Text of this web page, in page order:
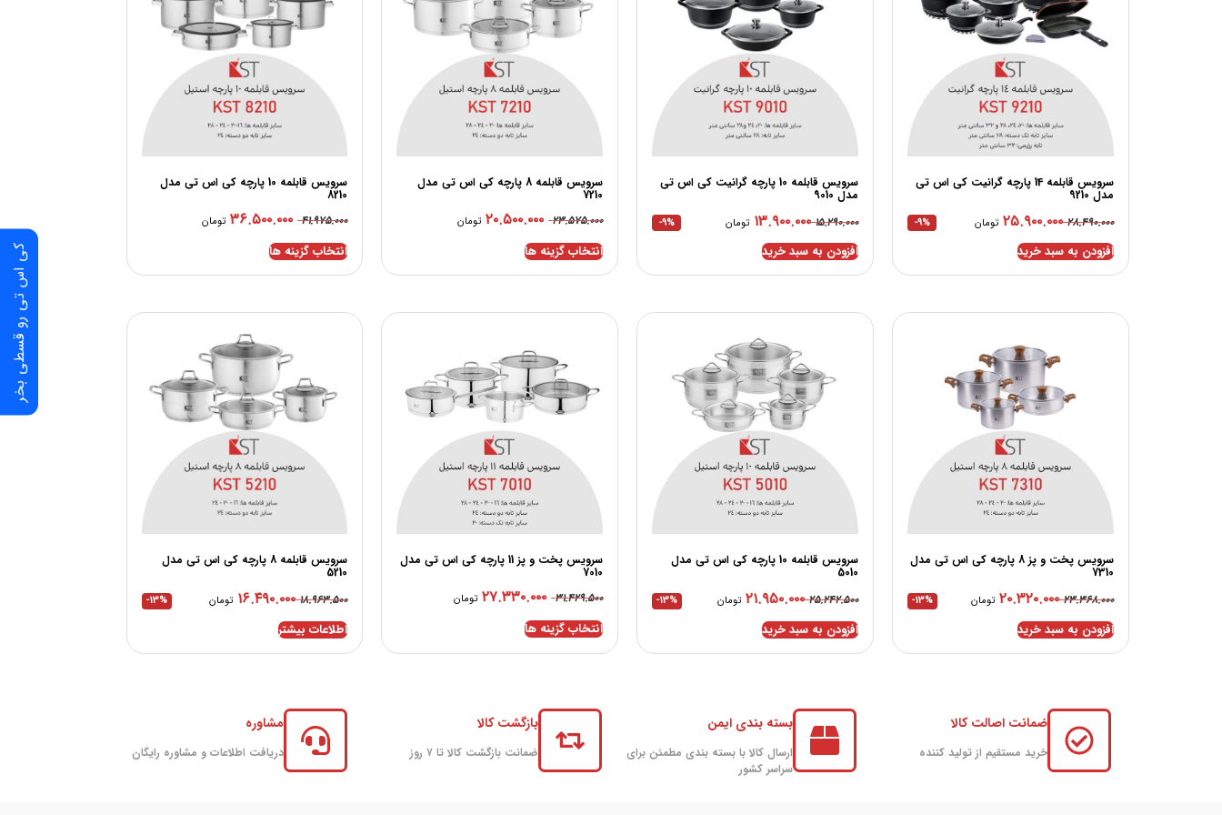
سرویس قابلمه 14 پارچه گرانیت کی اس تی
مدل 9210
۲۸.۴۹۰.۰۰۰ ۲۵.۹۰۰.۰۰۰ تومان -9%
افزودن به سبد خرید
سرویس قابلمه 10 پارچه گرانیت کی اس تی
مدل 9010
۱۵.۲۹۰.۰۰۰ ۱۳.۹۰۰.۰۰۰ تومان -9%
افزودن به سبد خرید
سرویس قابلمه 8 پارچه کی اس تی مدل
7210
۲۳.۵۷۵.۰۰۰ ۲۰.۵۰۰.۰۰۰ تومان
انتخاب گزینه ها
سرویس قابلمه 10 پارچه کی اس تی مدل
8210
۴۱.۹۷۵.۰۰۰ ۳۶.۵۰۰.۰۰۰ تومان
انتخاب گزینه ها
سرویس پخت و پز 8 پارچه کی اس تی مدل
7310
۲۳.۳۶۸.۰۰۰ ۲۰.۳۲۰.۰۰۰ تومان -13%
افزودن به سبد خرید
سرویس قابلمه 10 پارچه کی اس تی مدل
5010
۲۵.۲۴۲.۵۰۰ ۲۱.۹۵۰.۰۰۰ تومان -13%
افزودن به سبد خرید
سرویس پخت و پز 11 پارچه کی اس تی مدل
7010
۳۱.۴۲۹.۵۰۰ ۲۷.۳۳۰.۰۰۰ تومان
انتخاب گزینه ها
سرویس قابلمه 8 پارچه کی اس تی مدل
5210
۱۸.۹۶۳.۵۰۰ ۱۶.۴۹۰.۰۰۰ تومان -13%
اطلاعات بیشتر
کی اس تی رو قسطی بخر
ضمانت اصالت کالا
خرید مستقیم از تولید کننده
بسته بندی ایمن
ارسال کالا با بسته بندی مطمئن برای
سراسر کشور
بازگشت کالا
ضمانت بازگشت کالا تا ۷ روز
مشاوره
دریافت اطلاعات و مشاوره رایگان